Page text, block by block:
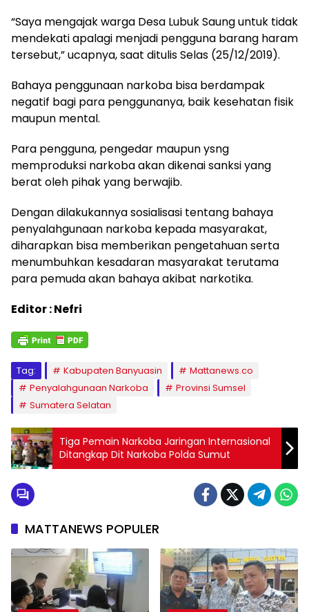
“Saya mengajak warga Desa Lubuk Saung untuk tidak
mendekati apalagi menjadi pengguna barang haram
tersebut,” ucapnya, saat ditulis Selas (25/12/2019).
Bahaya penggunaan narkoba bisa berdampak
negatif bagi para penggunanya, baik kesehatan fisik
maupun mental.
Para pengguna, pengedar maupun ysng
memproduksi narkoba akan dikenai sanksi yang
berat oleh pihak yang berwajib.
Dengan dilakukannya sosialisasi tentang bahaya
penyalahgunaan narkoba kepada masyarakat,
diharapkan bisa memberikan pengetahuan serta
menumbuhkan kesadaran masyarakat terutama
para pemuda akan bahaya akibat narkotika.
Editor : Nefri
Tag: Kabupaten Banyuasin
Mattanews.co
Penyalahgunaan Narkoba
Provinsi Sumsel
Sumatera Selatan
Tiga Pemain Narkoba Jaringan Internasional
Ditangkap Dit Narkoba Polda Sumut
MATTANEWS POPULER